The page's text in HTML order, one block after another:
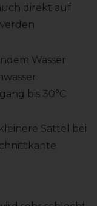
direkt auf
Wasser
bis 30°C
Sättel bei